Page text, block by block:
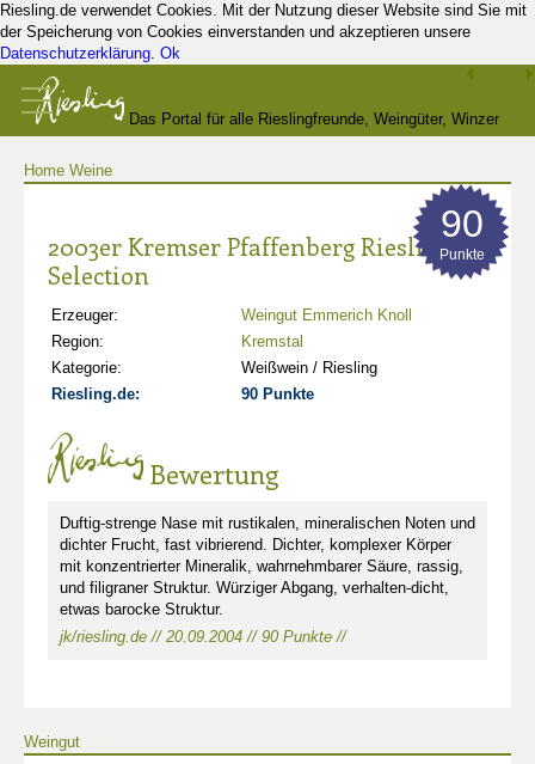
Riesling.de verwendet Cookies. Mit der Nutzung dieser Website sind Sie mit
der Speicherung von Cookies einverstanden und akzeptieren unsere
Datenschutzerklärung. Ok
Das Portal für alle Rieslingfreunde, Weingüter, Winzer
Home Weine
2003er Kremser Pfaffenberg Riesling
Selection
Erzeuger:
Weingut Emmerich Knoll
Region:
Kremstal
Kategorie:
Weißwein / Riesling
Riesling.de:
90 Punkte
90
Punkte
Bewertung
Duftig-strenge Nase mit rustikalen, mineralischen Noten und
dichter Frucht, fast vibrierend. Dichter, komplexer Körper
mit konzentrierter Mineralik, wahrnehmbarer Säure, rassig,
und filigraner Struktur. Würziger Abgang, verhalten-dicht,
etwas barocke Struktur.
jk/riesling.de // 20.09.2004 // 90 Punkte //
Weingut